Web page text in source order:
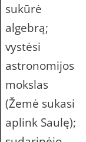
sukūrė
algebrą;
vystėsi
astronomijos
mokslas
(Žemė sukasi
aplink Saulę);